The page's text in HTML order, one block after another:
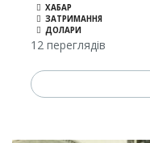
ХАБАР
ЗАТРИМАННЯ
ДОЛАРИ
12 переглядів